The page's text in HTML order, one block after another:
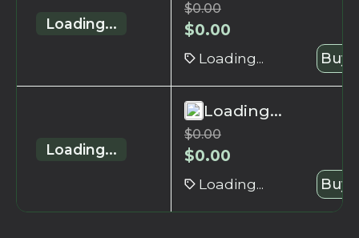
Loading...
$0.00
$0.00
Loading... Buy
Loading...
Loading...
$0.00
$0.00
Loading... Buy